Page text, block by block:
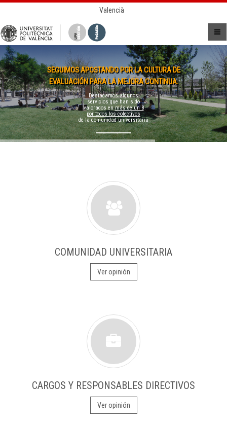
Valencià
SEGUIMOS APOSTANDO POR LA CULTURA DE
EVALUACIÓN PARA LA MEJORA CONTINUA.
Destacamos algunos
servicios que han sido
valorados enmás de un 8
por todos los colectivos
de la comunidad universitaria
COMUNIDAD UNIVERSITARIA
Ver opinión
CARGOS Y RESPONSABLES DIRECTIVOS
Ver opinión